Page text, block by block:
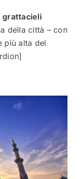
grattacieli
della città – con
più alta del